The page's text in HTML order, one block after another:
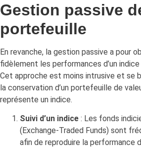
Gestion passive
portefeuille
En revanche, la gestion passive a pour
fidèlement les performances d’un
Cet approche est moins intrusive et se
la conservation d’un portefeuille de
représente un indice.
Suivi d’un indice : Les fonds
(Exchange-Traded Funds) sont
afin de reproduire la performance